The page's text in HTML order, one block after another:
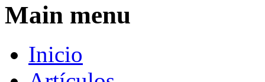
Main menu
Inicio